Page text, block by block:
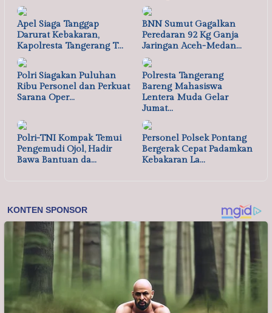
Apel Siaga Tanggap
Darurat Kebakaran,
Kapolresta Tangerang T…
BNN Sumut Gagalkan
Peredaran 92 Kg Ganja
Jaringan Aceh-Medan…
Polri Siagakan Puluhan
Ribu Personel dan Perkuat
Sarana Oper…
Polresta Tangerang
Bareng Mahasiswa
Lentera Muda Gelar
Jumat…
Polri-TNI Kompak Temui
Pengemudi Ojol, Hadir
Bawa Bantuan da…
Personel Polsek Pontang
Bergerak Cepat Padamkan
Kebakaran La…